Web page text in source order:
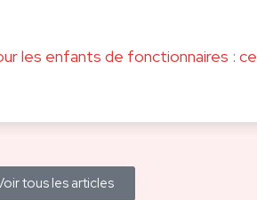
les enfants de fonctionnaires : ce
tous les articles